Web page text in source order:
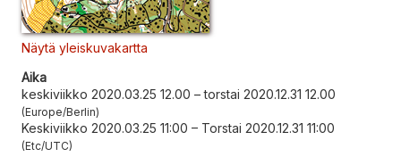
Näytä yleiskuvakartta
Aika
keskiviikko 2020.03.25 12.00 –torstai 2020.12.31 12.00
Europe/Berlin
Keskiviikko 2020.03.25 11:00 – Torstai 2020.12.31 11:00
Etc/UTC